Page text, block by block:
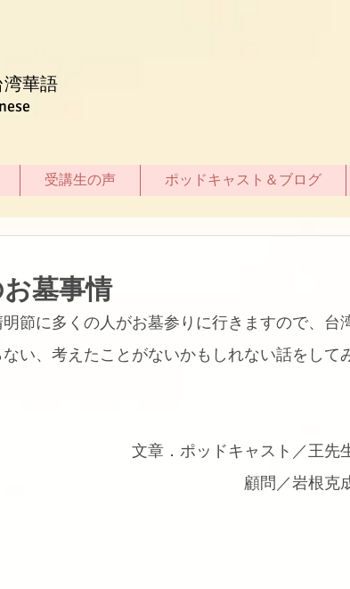
湾華語
受講生の声 ポッドキャスト＆ブログ
墓事情
節に多くの人がお墓参りに行きますので、台
い、考えたことがないかもしれない話をして
文章．ポッドキャスト／王先
顧問／岩根克